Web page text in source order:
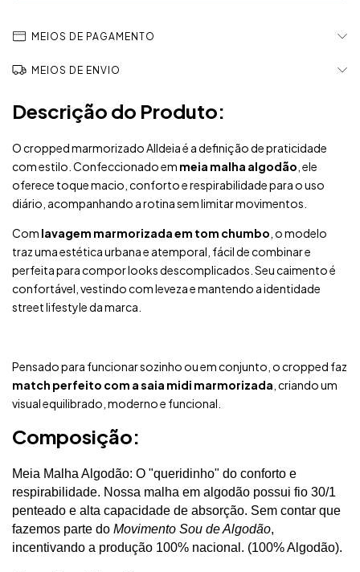
MEIOS DE PAGAMENTO
MEIOS DE ENVIO
Descrição do Produto:
O cropped marmorizado Alldeia é a definição de praticidade
com estilo. Confeccionado em meia malha algodão , ele
oferece toque macio, conforto e respirabilidade para o uso
diário, acompanhando a rotina sem limitar movimentos.
Com lavagem marmorizada em tom chumbo , o modelo
traz uma estética urbana e atemporal, fácil de combinar e
perfeita para compor looks descomplicados. Seu caimento é
confortável, vestindo com leveza e mantendo a identidade
street lifestyle da marca.
Pensado para funcionar sozinho ou em conjunto, o cropped faz
match perfeito com a saia midi marmorizada , criando um
visual equilibrado, moderno e funcional.
Composição:
Meia Malha Algodão: O "queridinho" do conforto e
respirabilidade. Nossa malha em algodão possui fio 30/1
penteado e alta capacidade de absorção. Sem contar que
fazemos parte do Movimento Sou de Algodão,
incentivando a produção 100% nacional. (100% Algodão).